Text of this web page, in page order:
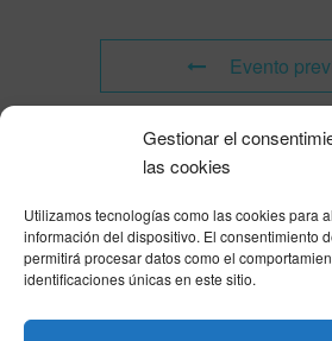
Gestionar el
las cookies
Utilizamos tecnologías como las cookies para
información del dispositivo. El consentimiento
permitirá procesar datos como el
identificaciones únicas en este sitio.
Evento
Evento siguiente
Powered byModern Events
Política de privacidad| Aviso Legal|Política de
nosotros
HOME